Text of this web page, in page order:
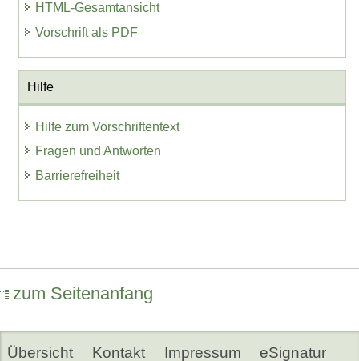
HTML-Gesamtansicht
Vorschrift als PDF
Hilfe
Hilfe zum Vorschriftentext
Fragen und Antworten
Barrierefreiheit
zum Seitenanfang
Übersicht Kontakt Impressum eSignatur